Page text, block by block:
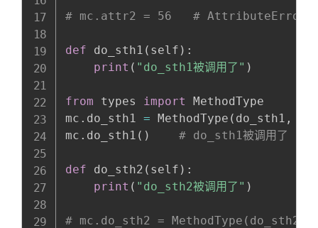
# mc.attr2 = 56   #
def do_sth1 ( self ) :
print ( "do_sth1被调用了" )
from types import MethodType
mc . do_sth1 = MethodType ( do_sth1 ,
mc . do_sth1 ( ) # do_sth1被调用了
def do_sth2 ( self ) :
print ( "do_sth2被调用了" )
# mc.do_sth2 = MethodType(do_sth2,